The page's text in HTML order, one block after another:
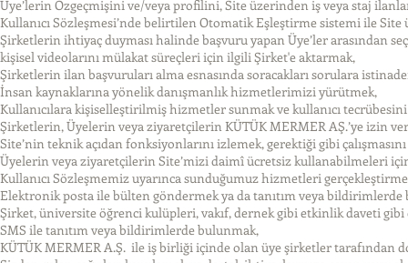
Üye’lerin Özgeçmişini ve/veya profilini, Site üzerinden iş veya staj
Kullanıcı Sözleşmesi’nde belirtilen Otomatik Eşleştirme sistemi ile
Şirketlerin ihtiyaç duyması halinde başvuru yapan Üye’ler arasından
kişisel videolarını mülakat süreçleri için ilgili Şirket'e aktarmak,
Şirketlerin ilan başvuruları alma esnasında soracakları sorulara
İnsan kaynaklarına yönelik danışmanlık hizmetlerimizi yürütmek,
Kullanıcılara kişiselleştirilmiş hizmetler sunmak ve kullanıcı
Şirketlerin, Üyelerin veya ziyaretçilerin KÜTÜK MERMER AŞ.’ye izin
Site’nin teknik açıdan fonksiyonlarını izlemek, gerektiği gibi
Üyelerin veya ziyaretçilerin Site’mizi daimî ücretsiz kullanabilmeleri
Kullanıcı Sözleşmemiz uyarınca sunduğumuz hizmetleri
Elektronik posta ile bülten göndermek ya da tanıtım veya bildirimlerde
Şirket, üniversite öğrenci kulüpleri, vakıf, dernek gibi etkinlik daveti
SMS ile tanıtım veya bildirimlerde bulunmak,
KÜTÜK MERMER A.Ş. ile iş birliği içinde olan üye şirketler tarafından